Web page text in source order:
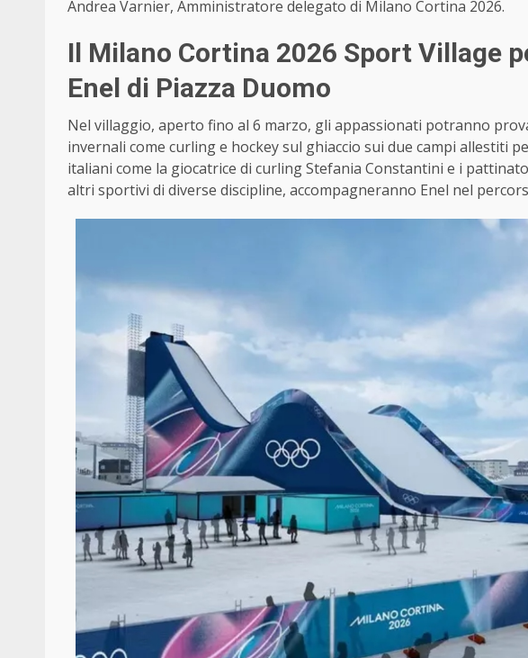
Andrea Varnier, Amministratore delegato di Milano Cortina 2026.
Il Milano Cortina 2026 Sport Village
Enel di Piazza Duomo
Nel villaggio, aperto fino al 6 marzo, gli appassionati potranno
invernali come curling e hockey sul ghiaccio sui due campi allestiti
italiani come la giocatrice di curling Stefania Constantini e i
altri sportivi di diverse discipline, accompagneranno Enel nel